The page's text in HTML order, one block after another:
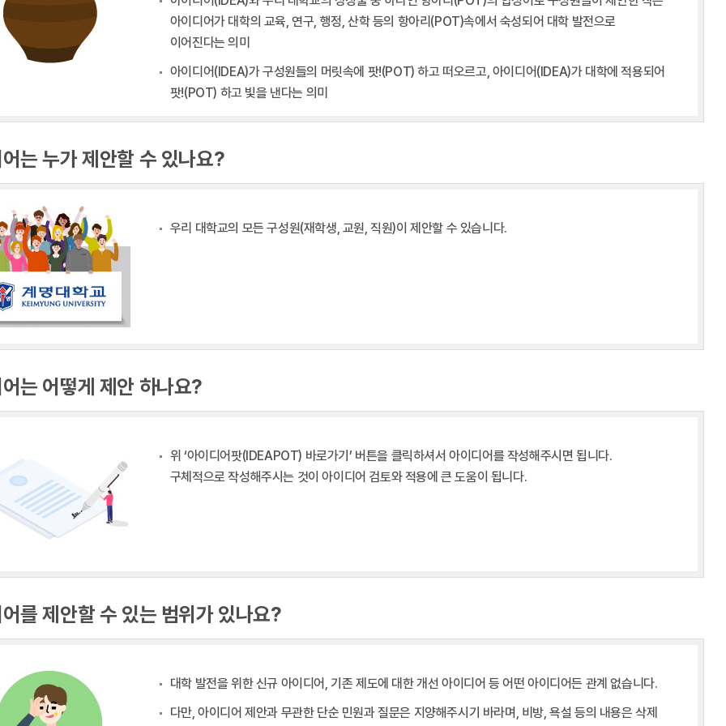
아이디어가 대학의 교육, 연구, 행정, 산학 등의 항아리(POT)속에서 숙성되어 대학 발전으로
이어진다는 의미
아이디어(IDEA)가 구성원들의 머릿속에 팟!(POT) 하고 떠오르고, 아이디어(IDEA)가 대학에 적용되어
팟!(POT) 하고 빛을 낸다는 의미
는 누가 제안할 수 있나요?
우리 대학교의 모든 구성원(재학생, 교원, 직원)이 제안할 수 있습니다.
는 어떻게 제안 하나요?
위 ‘아이디어팟(IDEAPOT) 바로가기’ 버튼을 클릭하셔서 아이디어를 작성해주시면 됩니다.
구체적으로 작성해주시는 것이 아이디어 검토와 적용에 큰 도움이 됩니다.
를 제안할 수 있는 범위가 있나요?
대학 발전을 위한 신규 아이디어, 기존 제도에 대한 개선 아이디어 등 어떤 아이디어든 관계 없습니다.
다만, 아이디어 제안과 무관한 단순 민원과 질문은 지양해주시기 바라며, 비방, 욕설 등의 내용은 삭제